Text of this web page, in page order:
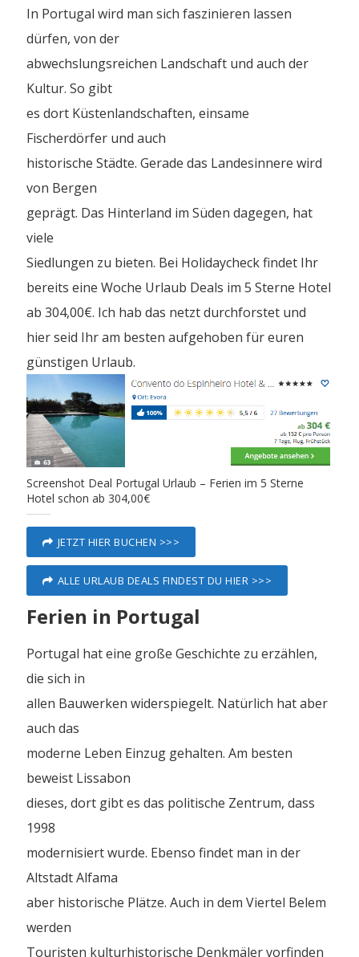
In Portugal wird man sich faszinieren lassen
dürfen, von der
abwechslungsreichen Landschaft und auch der
Kultur. So gibt
es dort Küstenlandschaften, einsame
Fischerdörfer und auch
historische Städte. Gerade das Landesinnere wird
von Bergen
geprägt. Das Hinterland im Süden dagegen, hat
viele
Siedlungen zu bieten. Bei Holidaycheck findet Ihr
bereits eine Woche Urlaub Deals im 5 Sterne Hotel
ab 304,00€. Ich hab das netzt durchforstet und
hier seid Ihr am besten aufgehoben für euren
günstigen Urlaub.
Screenshot Deal Portugal Urlaub – Ferien im 5 Sterne
Hotel schon ab 304,00€
JETZT HIER BUCHEN >>>
ALLE URLAUB DEALS FINDEST DU HIER >>>
Ferien in Portugal
Portugal hat eine große Geschichte zu erzählen,
die sich in
allen Bauwerken widerspiegelt. Natürlich hat aber
auch das
moderne Leben Einzug gehalten. Am besten
beweist Lissabon
dieses, dort gibt es das politische Zentrum, dass
1998
modernisiert wurde. Ebenso findet man in der
Altstadt Alfama
aber historische Plätze. Auch in dem Viertel Belem
werden
Touristen kulturhistorische Denkmäler vorfinden